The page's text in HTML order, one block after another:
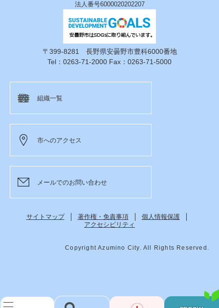
法人番号6000020202207
〒399-8281 長野県安曇野市豊科6000番地
Tel：0263-71-2000 Fax：0263-71-5000
組織一覧
市へのアクセス
メールでのお問い合わせ
サイトマップ 著作権・免責事項
個人情報保護
アクセシビリティ
Copyright Azumino City. All Rights Reserved.